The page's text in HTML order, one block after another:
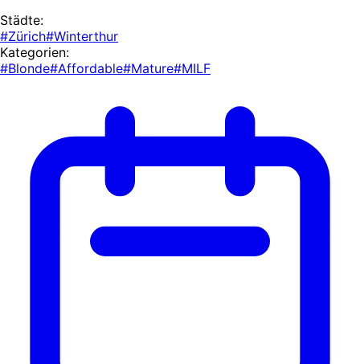
Städte:
#Zürich#Winterthur
Kategorien:
#Blonde#Affordable#Mature#MILF